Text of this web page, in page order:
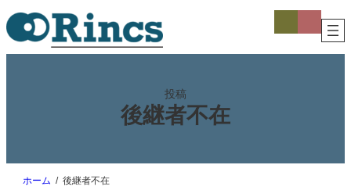
内
容
を
ス
コ
コ
投稿
後継者不在
ホーム 後継者不在